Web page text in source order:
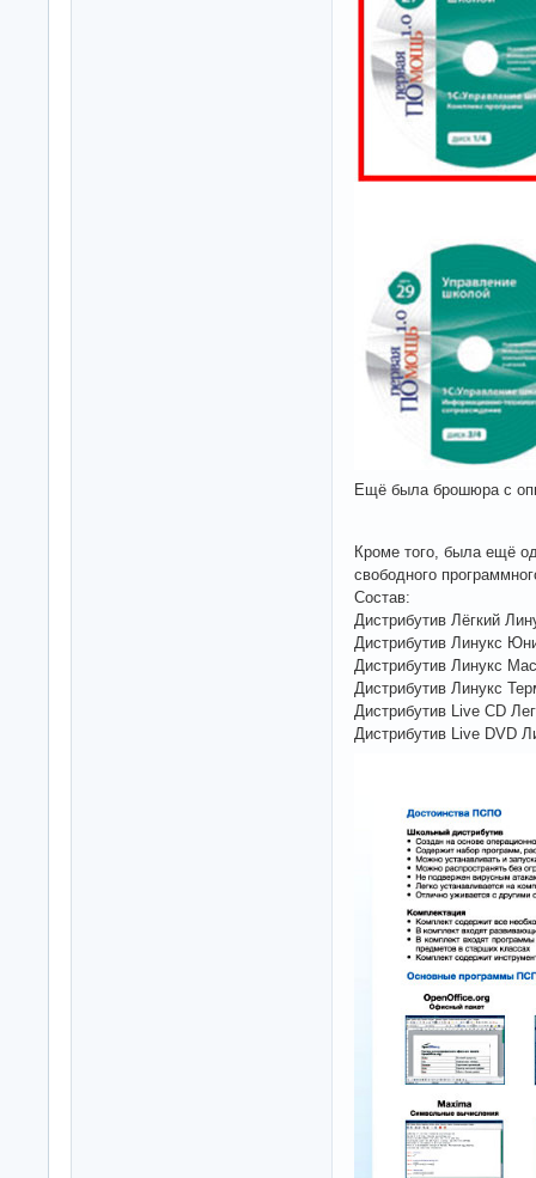
Ещё была брошюра с
Кроме того, была ещё
свободного
Состав:
Дистрибутив Лёгкий
Дистрибутив Линукс
Дистрибутив Линукс
Дистрибутив Линукс
Дистрибутив Live CD
Дистрибутив Live DVD